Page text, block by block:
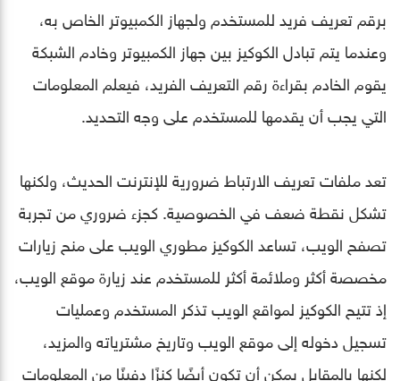
برقم تعريف فريد للمستخدم ولجهاز الكمبيوتر الخاص به،
وعندما يتم تبادل الكوكيز بين جهاز الكمبيوتر وخادم الشبكة
يقوم الخادم بقراءة رقم التعريف الفريد، فيعلم المعلومات
التي يجب أن يقدمها للمستخدم على وجه التحديد.
تعد ملفات تعريف الارتباط ضرورية للإنترنت الحديث، ولكنها
تشكل نقطة ضعف في الخصوصية. كجزء ضروري من تجربة
تصفح الويب، تساعد الكوكيز مطوري الويب على منح زيارات
مخصصة أكثر وملائمة أكثر للمستخدم عند زيارة موقع الويب،
إذ تتيح الكوكيز لمواقع الويب تذكر المستخدم وعمليات
تسجيل دخوله إلى موقع الويب وتاريخ مشترياته والمزيد،
لكنها بالمقابل يمكن أن تكون أيضًا كنزًا دفينًا من المعلومات